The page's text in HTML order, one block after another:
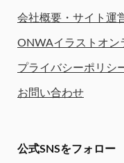
会社概要・サイト運
ONWAイラストオン
プライバシーポリシ
お問い合わせ
公式SNSをフォロー